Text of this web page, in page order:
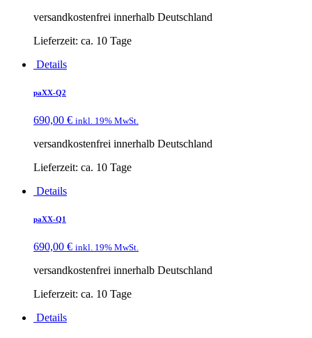
versandkostenfrei innerhalb Deutschland
Lieferzeit: ca. 10 Tage
Details
paXX-Q2
690,00 € inkl. 19% MwSt.
versandkostenfrei innerhalb Deutschland
Lieferzeit: ca. 10 Tage
Details
paXX-Q1
690,00 € inkl. 19% MwSt.
versandkostenfrei innerhalb Deutschland
Lieferzeit: ca. 10 Tage
Details